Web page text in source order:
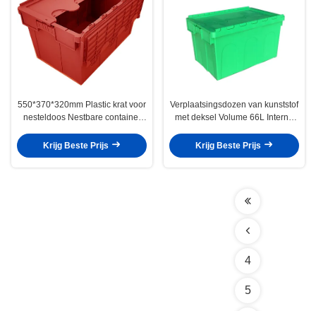
550*370*320mm Plastic krat voor
nesteldoos Nestbare container
Krijg Beste Prijs
Verplaatsingsdozen van kunststof
met deksel Volume 66L Interne
Krijg Beste Prijs
4
5